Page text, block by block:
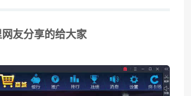
友分享的给大家